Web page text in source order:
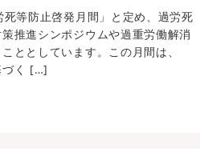
等防止啓発月間」と定め、過労死
推進シンポジウムや過重労働解消
ととしています。この月間は、
づく […]